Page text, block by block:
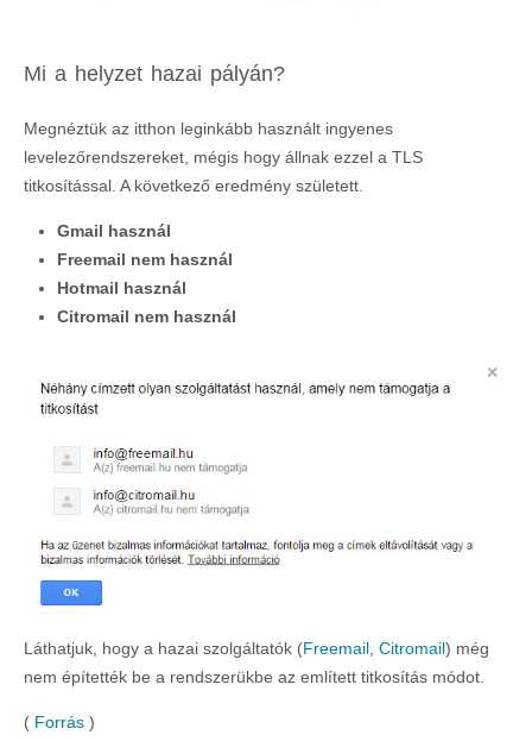
Mi a helyzet hazai pályán?
Megnéztük az itthon leginkább használt ingyenes
levelezőrendszereket, mégis hogy állnak ezzel a TLS
titkosítással. A következő eredmény született.
Gmail használ
Freemail nem használ
Hotmail használ
Citromail nem használ
Láthatjuk, hogy a hazai szolgáltatók (Freemail Citromail) még
nem építették be a rendszerükbe az említett titkosítás módot.
( Forrás )